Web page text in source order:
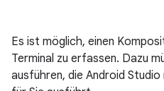
Es ist möglich, einen
Terminal zu erfassen. Dazu
ausführen, die Android